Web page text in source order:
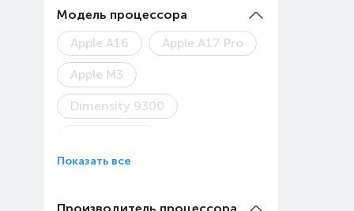
Модель процессора
Apple A16
Apple A17 Pro
Apple M3
Dimensity 9300
HiSilicon Kirin T80
Показать все